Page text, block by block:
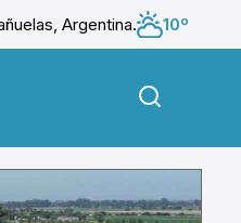
Argentina.
10º